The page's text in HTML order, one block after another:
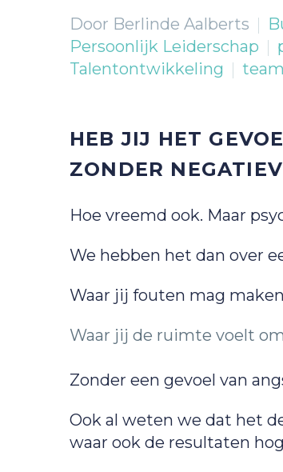
Door Berlinde Aalberts
Persoonlijk Leiderschap
Talentontwikkeling
HEB JIJ HET
ZONDER
Hoe vreemd ook. Maar
We hebben het dan over
Waar jij fouten mag
Waar jij de ruimte voelt
Zonder een gevoel van
Ook al weten we dat het
waar ook de resultaten